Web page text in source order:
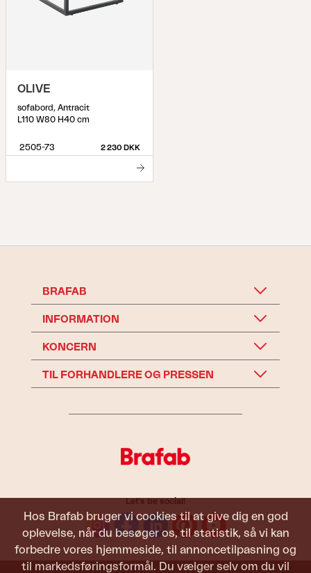
Hos Brafab bruger vi cookies til at give dig en god
oplevelse, når du besøger os, til statistik, så vi kan
forbedre vores hjemmeside, til annoncetilpasning og
til markedsføringsformål. Du vælger selv om du vil
OLIVE
sofabord, Antracit
L110 W80 H40 cm
2505-73 2 230 DKK
BRAFAB
INFORMATION
KONCERN
TIL FORHANDLERE OG PRESSEN
Let's be social!